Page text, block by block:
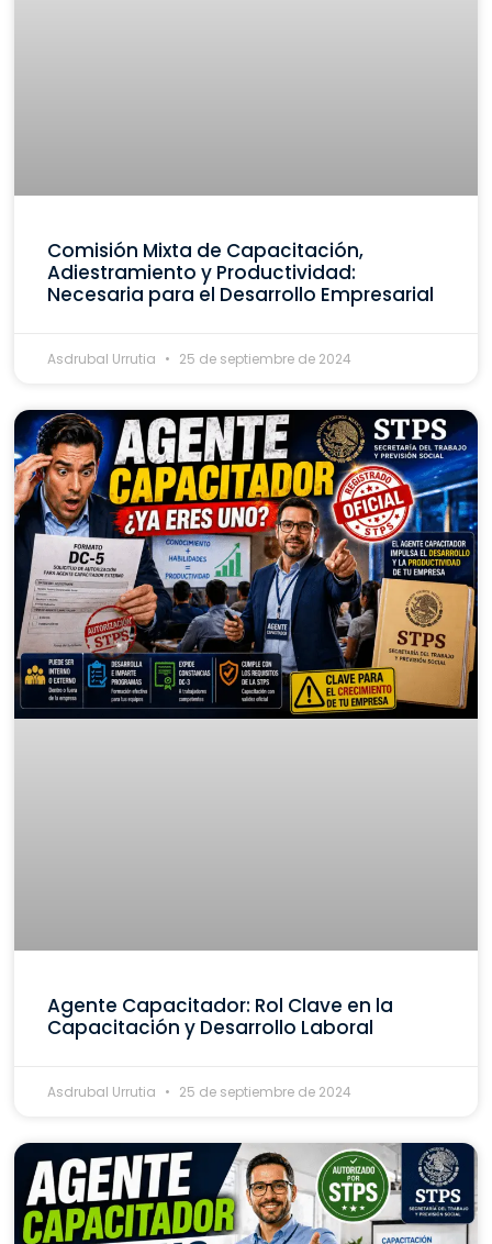
Comisión Mixta de Capacitación,
Adiestramiento y Productividad:
Necesaria para el Desarrollo Empresarial
Asdrubal Urrutia 25 de septiembre de 2024
Agente Capacitador: Rol Clave en la
Capacitación y Desarrollo Laboral
Asdrubal Urrutia 25 de septiembre de 2024